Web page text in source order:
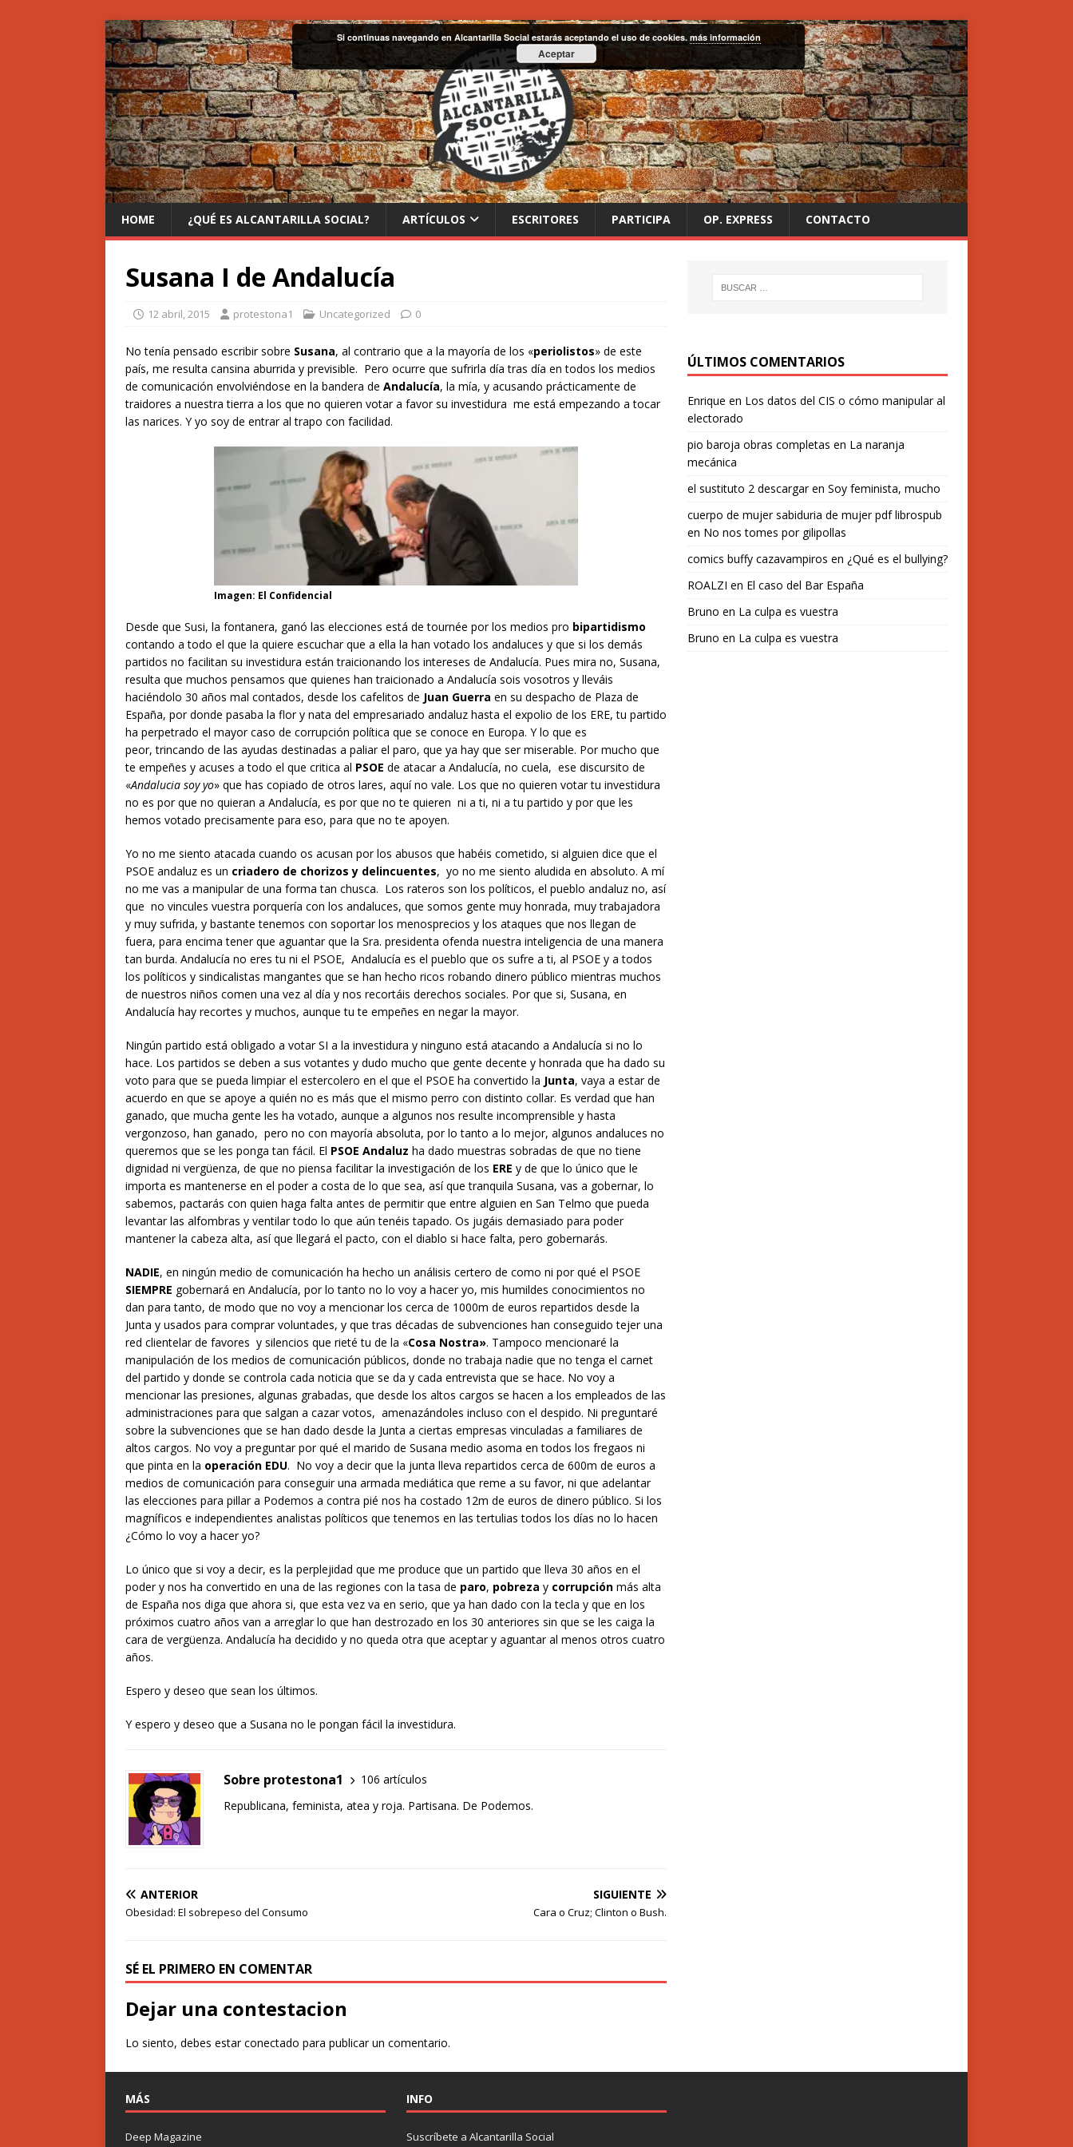
HOME ¿QUÉ ES ALCANTARILLA SOCIAL? ARTÍCULOS ESCRITORES PARTICIPA OP. EXPRESS CONTACTO
Susana I de Andalucía
12 abril, 2015 protestona1 Uncategorized 0
No tenía pensado escribir sobre Susana, al contrario que a la mayoría de los «periolistos» de este
país, me resulta cansina aburrida y previsible. Pero ocurre que sufrirla día tras día en todos los medios
de comunicación envolviéndose en la bandera de Andalucía, la mía, y acusando prácticamente de
traidores a nuestra tierra a los que no quieren votar a favor su investidura me está empezando a tocar
las narices. Y yo soy de entrar al trapo con facilidad.
Imagen: El Confidencial
Desde que Susi, la fontanera, ganó las elecciones está de tournée por los medios pro bipartidismo
contando a todo el que la quiere escuchar que a ella la han votado los andaluces y que si los demás
partidos no facilitan su investidura están traicionando los intereses de Andalucía. Pues mira no, Susana,
resulta que muchos pensamos que quienes han traicionado a Andalucía sois vosotros y lleváis
haciéndolo 30 años mal contados, desde los cafelitos de Juan Guerra en su despacho de Plaza de
España, por donde pasaba la flor y nata del empresariado andaluz hasta el expolio de los ERE, tu partido
ha perpetrado el mayor caso de corrupción política que se conoce en Europa. Y lo que es
peor, trincando de las ayudas destinadas a paliar el paro, que ya hay que ser miserable. Por mucho que
te empeñes y acuses a todo el que critica al PSOE de atacar a Andalucía, no cuela, ese discursito de
«Andalucia soy yo» que has copiado de otros lares, aquí no vale. Los que no quieren votar tu investidura
no es por que no quieran a Andalucía, es por que no te quieren ni a ti, ni a tu partido y por que les
hemos votado precisamente para eso, para que no te apoyen.
Yo no me siento atacada cuando os acusan por los abusos que habéis cometido, si alguien dice que el
PSOE andaluz es un criadero de chorizos y delincuentes, yo no me siento aludida en absoluto. A mí
no me vas a manipular de una forma tan chusca. Los rateros son los políticos, el pueblo andaluz no, así
que no vincules vuestra porquería con los andaluces, que somos gente muy honrada, muy trabajadora
y muy sufrida, y bastante tenemos con soportar los menosprecios y los ataques que nos llegan de
fuera, para encima tener que aguantar que la Sra. presidenta ofenda nuestra inteligencia de una manera
tan burda. Andalucía no eres tu ni el PSOE, Andalucía es el pueblo que os sufre a ti, al PSOE y a todos
los políticos y sindicalistas mangantes que se han hecho ricos robando dinero público mientras muchos
de nuestros niños comen una vez al día y nos recortáis derechos sociales. Por que si, Susana, en
Andalucía hay recortes y muchos, aunque tu te empeñes en negar la mayor.
Ningún partido está obligado a votar SI a la investidura y ninguno está atacando a Andalucía si no lo
hace. Los partidos se deben a sus votantes y dudo mucho que gente decente y honrada que ha dado su
voto para que se pueda limpiar el estercolero en el que el PSOE ha convertido la Junta, vaya a estar de
acuerdo en que se apoye a quién no es más que el mismo perro con distinto collar. Es verdad que han
ganado, que mucha gente les ha votado, aunque a algunos nos resulte incomprensible y hasta
vergonzoso, han ganado, pero no con mayoría absoluta, por lo tanto a lo mejor, algunos andaluces no
queremos que se les ponga tan fácil. El PSOE Andaluz ha dado muestras sobradas de que no tiene
dignidad ni vergüenza, de que no piensa facilitar la investigación de los ERE y de que lo único que le
importa es mantenerse en el poder a costa de lo que sea, así que tranquila Susana, vas a gobernar, lo
sabemos, pactarás con quien haga falta antes de permitir que entre alguien en San Telmo que pueda
levantar las alfombras y ventilar todo lo que aún tenéis tapado. Os jugáis demasiado para poder
mantener la cabeza alta, así que llegará el pacto, con el diablo si hace falta, pero gobernarás.
NADIE, en ningún medio de comunicación ha hecho un análisis certero de como ni por qué el PSOE
SIEMPRE gobernará en Andalucía, por lo tanto no lo voy a hacer yo, mis humildes conocimientos no
dan para tanto, de modo que no voy a mencionar los cerca de 1000m de euros repartidos desde la
Junta y usados para comprar voluntades, y que tras décadas de subvenciones han conseguido tejer una
red clientelar de favores y silencios que rieté tu de la «Cosa Nostra». Tampoco mencionaré la
manipulación de los medios de comunicación públicos, donde no trabaja nadie que no tenga el carnet
del partido y donde se controla cada noticia que se da y cada entrevista que se hace. No voy a
mencionar las presiones, algunas grabadas, que desde los altos cargos se hacen a los empleados de las
administraciones para que salgan a cazar votos, amenazándoles incluso con el despido. Ni preguntaré
sobre la subvenciones que se han dado desde la Junta a ciertas empresas vinculadas a familiares de
altos cargos. No voy a preguntar por qué el marido de Susana medio asoma en todos los fregaos ni
que pinta en la operación EDU. No voy a decir que la junta lleva repartidos cerca de 600m de euros a
medios de comunicación para conseguir una armada mediática que reme a su favor, ni que adelantar
las elecciones para pillar a Podemos a contra pié nos ha costado 12m de euros de dinero público. Si los
magníficos e independientes analistas políticos que tenemos en las tertulias todos los días no lo hacen
¿Cómo lo voy a hacer yo?
Lo único que si voy a decir, es la perplejidad que me produce que un partido que lleva 30 años en el
poder y nos ha convertido en una de las regiones con la tasa de paro, pobreza y corrupción más alta
de España nos diga que ahora si, que esta vez va en serio, que ya han dado con la tecla y que en los
próximos cuatro años van a arreglar lo que han destrozado en los 30 anteriores sin que se les caiga la
cara de vergüenza. Andalucía ha decidido y no queda otra que aceptar y aguantar al menos otros cuatro
años.
Espero y deseo que sean los últimos.
Y espero y deseo que a Susana no le pongan fácil la investidura.
Sobre protestona1
106 artículos
Republicana, feminista, atea y roja. Partisana. De Podemos.
ANTERIOR
Obesidad: El sobrepeso del Consumo
SIGUIENTE
Cara o Cruz; Clinton o Bush.
SÉ EL PRIMERO EN COMENTAR
Dejar una contestacion
Lo siento, debes estarconectado para publicar un comentario.
ÚLTIMOS COMENTARIOS
Enrique en Los datos del CIS o cómo manipular al
electorado
pio baroja obras completas en La naranja
mecánica
el sustituto 2 descargaren Soy feminista, mucho
cuerpo de mujer sabiduria de mujer pdf librospub
en No nos tomes por gilipollas
comics buffy cazavampiros en ¿Qué es el bullying?
ROALZI en El caso del Bar España
Bruno en La culpa es vuestra
Bruno en La culpa es vuestra
MÁS
Deep Magazine
INFO
Suscríbete a Alcantarilla Social
Si continuas navegando en Alcantarilla Social estarás aceptando el uso de cookies. más información
Aceptar